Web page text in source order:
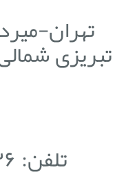
تهران-